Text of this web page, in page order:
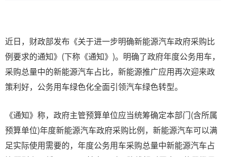
近日，财政部发布《关于进一步明确新能源汽车政府采购比
例要求的通知》(下称《通知》)。明确了政府年度公务用车，
采购总量中的新能源汽车占比，新能源推广应用再次迎来政
策利好，公务用车绿色化全面引领汽车绿色转型。
《通知》称，政府主管预算单位应当统筹确定本部门(含所属
预算单位)年度新能源汽车政府采购比例，新能源汽车可以满
足实际使用需要的，年度公务用车采购总量中新能源汽车占